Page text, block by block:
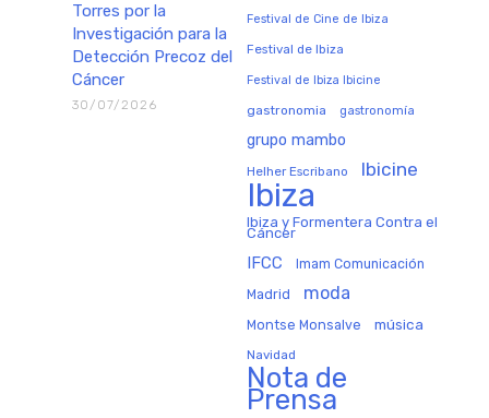
Torres por la
Investigación para la
Detección Precoz del
Cáncer
30/07/2026
Festival de Cine de Ibiza
Festival de Ibiza
Festival de Ibiza Ibicine
gastronomia gastronomía
grupo mambo
Helher Escribano Ibicine
Ibiza
Ibiza y Formentera Contra el
Cáncer
IFCC Imam Comunicación
Madrid moda
Montse Monsalve música
Navidad
Nota de
Prensa